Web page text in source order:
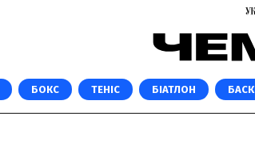
БОКС ТЕНІС БІАТЛОН